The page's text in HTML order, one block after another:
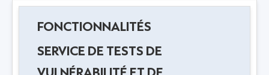
SERVICE DE TESTS DE